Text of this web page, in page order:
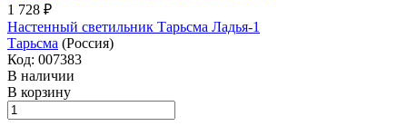
1 728 ₽
Настенный светильник Тарьсма Ладья-1
Тарьсма (Россия)
Код: 007383
В наличии
В корзину